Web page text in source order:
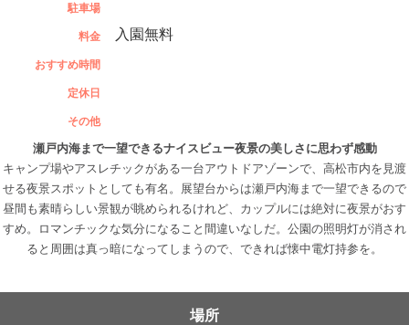
駐車場
料金 入園無料
おすすめ時間
定休日
その他
瀬戸内海まで一望できるナイスビュー夜景の美しさに思わず感動
キャンプ場やアスレチックがある一台アウトドアゾーンで、高松市内を見渡
せる夜景スポットとしても有名。展望台からは瀬戸内海まで一望できるので
昼間も素晴らしい景観が眺められるけれど、カップルには絶対に夜景がおす
すめ。ロマンチックな気分になること間違いなしだ。公園の照明灯が消され
ると周囲は真っ暗になってしまうので、できれば懐中電灯持参を。
場所